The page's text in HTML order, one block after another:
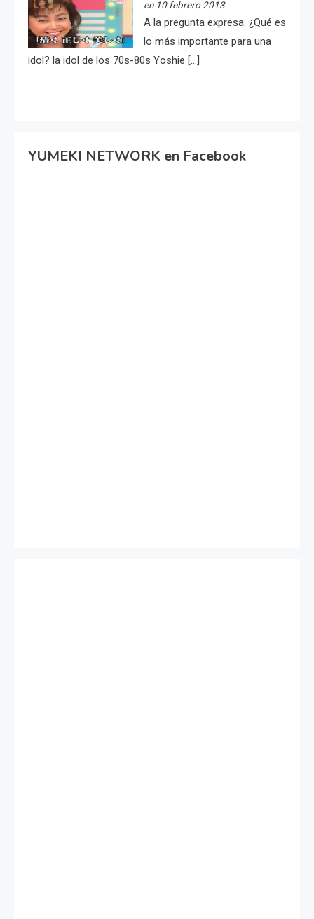
en 10 febrero 2013
A la pregunta expresa: ¿Qué es
lo más importante para una
idol? la idol de los 70s-80s Yoshie […]
YUMEKI NETWORK en Facebook